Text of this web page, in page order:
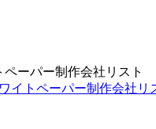
ーパー制作会社リスト
イトペーパー制作会社リ